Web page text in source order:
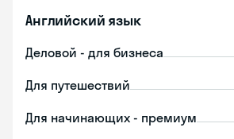
Английский язык
Деловой - для бизнеса
Для путешествий
Для начинающих - премиум